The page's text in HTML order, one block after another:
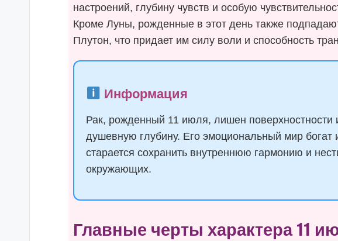
настроений, глубину чувств и особую
Кроме Луны, рожденные в этот день также
Плутон, что придает им силу воли и способность
Информация
Рак, рожденный 11 июля, лишен поверхностности
душевную глубину. Его эмоциональный мир богат
старается сохранить внутреннюю гармонию и
окружающих.
Главные черты характера 11